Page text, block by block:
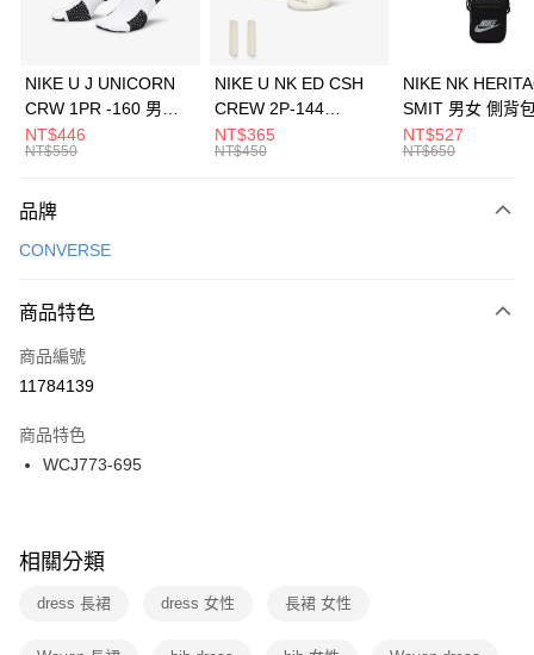
上海商業儲蓄銀行
元大商業銀行
台灣樂天信用卡公司
Apple Pay
全盈+PAY
AFTEE先享後付
【關於「AFTEE先享後付」】
便利好安心！
３．安心：先確認商品／服務後，再付款。
【「AFTEE先享後付」結帳流程】
１．於結帳方式選擇「AFTEE先享後付」後，將跳轉至「AFTEE先享後付」
２．訂單成立數日內，您將收到繳費通知簡訊。
３．收到繳費通知簡訊後14天內，點擊此簡訊中的連結，可透過四大超商／
ATM／網路銀行／等多元方式進行付款，方視為交易完成。
※ 交易是否成功請以「AFTEE先享後付 」之結帳頁面顯示為準，若有關於
是否繳費成功／繳費後需取消欲退款等相關疑問，請聯繫「AFTEE先享後付
客戶支援中心」
https://netprotections.freshdesk.com/support/home
運送方式
每筆NT$100，滿NT$1,500(含以上)免運費
宅配
每筆NT$100，滿NT$1,500(含以上)免運費
付款後門市自取
每筆NT$100，滿NT$1,500(含以上)免運費
NIKE U J UNICORN
CRW 1PR -160 男女
中統襪 FZ3393100
NT$446
NT$550
NIKE U NK ED CSH
CREW 2P-144
EMBRDY 男女 短統襪
FZ3073133
NT$365
NT$450
NIKE NK
SMIT 男女 側背
BA5871010
NT$527
NT$650
品牌
CONVERSE
商品特色
商品編號
11784139
商品特色
WCJ773-695
相關分類
dress 長裙 dress 女性 長裙 女性